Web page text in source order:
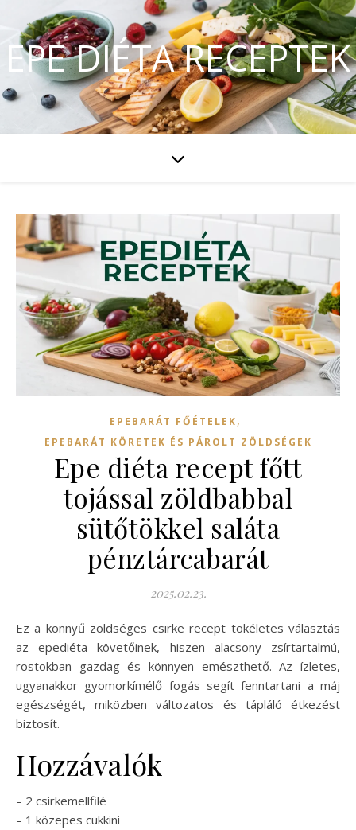
EPE DIÉTA RECEPTEK
EPEBARÁT FŐÉTELEK,
EPEBARÁT KÖRETEK ÉS PÁROLT ZÖLDSÉGEK
Epe diéta recept főtt
tojással zöldbabbal
sütőtökkel saláta
pénztárcabarát
2025.02.23.
Ez a könnyű zöldséges csirke recept tökéletes választás
az epediéta követőinek, hiszen alacsony zsírtartalmú,
rostokban gazdag és könnyen emészthető. Az ízletes,
ugyanakkor gyomorkímélő fogás segít fenntartani a máj
egészségét, miközben változatos és tápláló étkezést
biztosít.
Hozzávalók
– 2 csirkemellfilé
– 1 közepes cukkini